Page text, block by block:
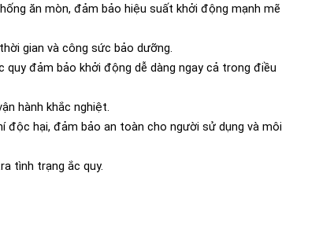
ăn mòn, đảm bảo hiệu suất khởi động mạnh mẽ
gian và công sức bảo dưỡng.
quy đảm bảo khởi động dễ dàng ngay cả trong điều
hành khắc nghiệt.
độc hại, đảm bảo an toàn cho người sử dụng và môi
tình trạng ắc quy.